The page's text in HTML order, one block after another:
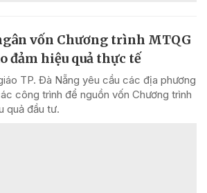
vốn Chương trình MTQG
đảm hiệu quả thực tế
TP. Đà Nẵng yêu cầu các địa phương
công trình để nguồn vốn Chương trình
quả đầu tư.